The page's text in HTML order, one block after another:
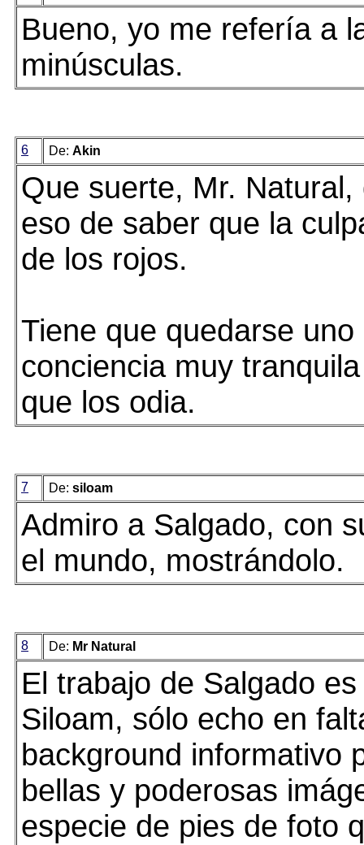
Bueno, yo me refería a
minúsculas.
6 De: Akin
Que suerte, Mr. Natural,
eso de saber que la
de los rojos.
Tiene que quedarse uno
conciencia muy
que los odia.
7 De: siloam
Admiro a Salgado, con
el mundo, mostrándolo.
8 De: Mr Natural
El trabajo de Salgado
Siloam, sólo echo en
background informativo
bellas y poderosas
especie de pies de foto